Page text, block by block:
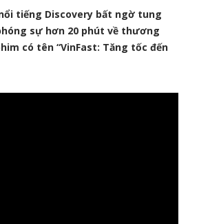
tiếng Discovery bất ngờ tung
sự hơn 20 phút về thương
có tên “VinFast: Tăng tốc đến